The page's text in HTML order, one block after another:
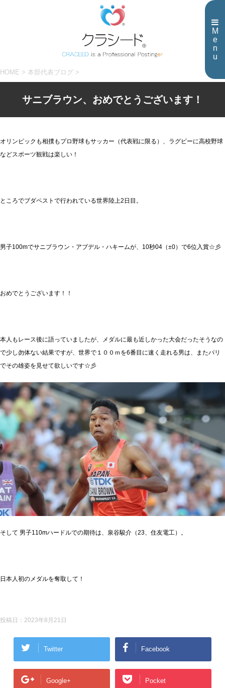
M
e
n
u
HOME > 本部代表ブログ >
サニブラウン、おめでとうございます！
オリンピックも相撲もプロ野球もサッカー（代表戦に限る）、ラグビーに高校野球
などスポーツ観戦は楽しい！
ところでブダペストで行われている世界陸上2日目。
男子100mでサニブラウン・アブデル・ハキームが、10秒04（±0）で6位入賞☆彡
おめでとうございます！！
本人もレース後に語っていましたが、メダルに最も近しかった大会だったそうなの
で少し勿体ない結果ですが、世界で１００ｍを6番目に速く走れる男は、またパリ
でその雄姿を見せて欲しいです☆彡
そして 男子110mハードルでの期待は、泉谷駿介（23、住友電工）。
日本人初のメダルを奪取して！
投稿日： 2023年8月21日
Twitter Facebook
Google+ Pocket